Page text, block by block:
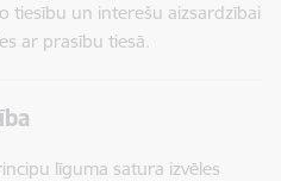
tiesību un interešu aizsardzībai
ar prasību tiesā.
līguma satura izvēles